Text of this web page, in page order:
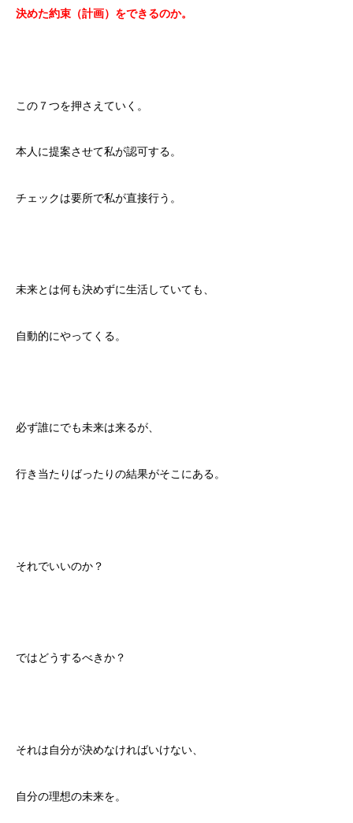
決めた約束（計画）をできるのか。
この７つを押さえていく。
本人に提案させて私が認可する。
チェックは要所で私が直接行う。
未来とは何も決めずに生活していても、
自動的にやってくる。
必ず誰にでも未来は来るが、
行き当たりばったりの結果がそこにある。
それでいいのか？
ではどうするべきか？
それは自分が決めなければいけない、
自分の理想の未来を。